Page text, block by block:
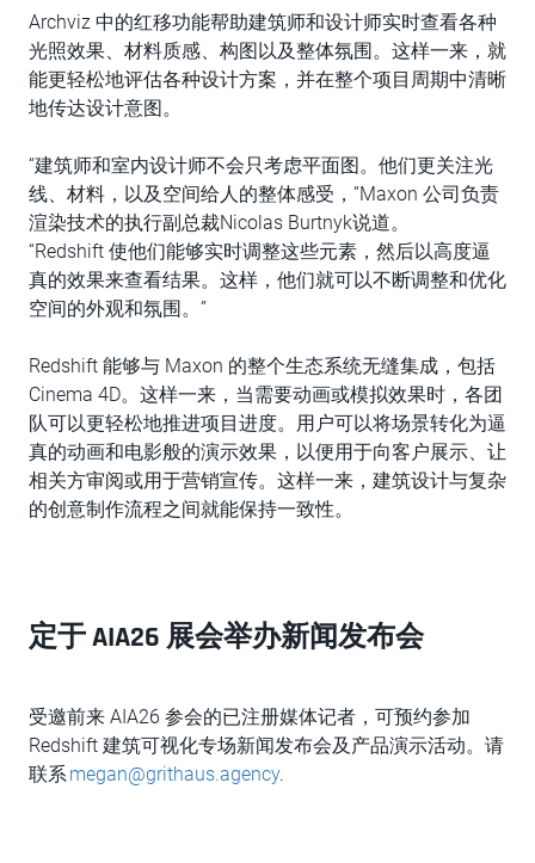
Archviz 中的红移功能帮助建筑师和设计师实时查看各种
光照效果、材料质感、构图以及整体氛围。这样一来，就
能更轻松地评估各种设计方案，并在整个项目周期中清晰
地传达设计意图。
“建筑师和室内设计师不会只考虑平面图。他们更关注光
线、材料，以及空间给人的整体感受，”Maxon 公司负责
渲染技术的执行副总裁Nicolas Burtnyk说道。
“Redshift 使他们能够实时调整这些元素，然后以高度逼
真的效果来查看结果。这样，他们就可以不断调整和优化
空间的外观和氛围。”
Redshift 能够与 Maxon 的整个生态系统无缝集成，包括
Cinema 4D。这样一来，当需要动画或模拟效果时，各团
队可以更轻松地推进项目进度。用户可以将场景转化为逼
真的动画和电影般的演示效果，以便用于向客户展示、让
相关方审阅或用于营销宣传。这样一来，建筑设计与复杂
的创意制作流程之间就能保持一致性。
定于 AIA26 展会举办新闻发布会
受邀前来 AIA26 参会的已注册媒体记者，可预约参加
Redshift 建筑可视化专场新闻发布会及产品演示活动。请
联系megan@grithaus.agency.